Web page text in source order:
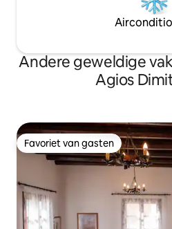
Andere geweldige
Agios
Favoriet van gasten
Favoriet van gasten